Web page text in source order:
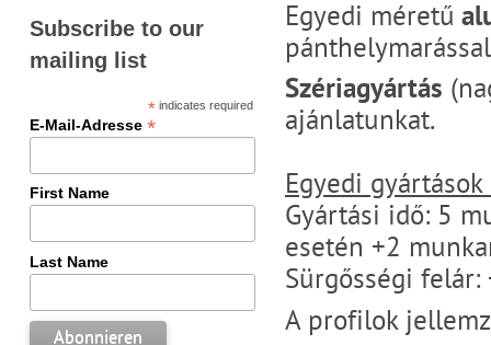
Egyedi méretű
Szériagyártás
ajánlatunkat.
Egyedi
Gyártási idő: 5
esetén +2
Sürgősségi felár:
A profilok
Subscribe to our
mailing list
* indicates required
E-Mail-Adresse *
First Name
Last Name